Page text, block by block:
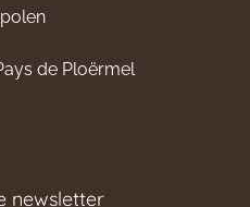
de Ploërmel
newsletter